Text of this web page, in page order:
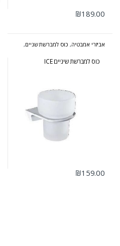
₪189.00
אביזרי אמבטיה, כוס למברשת שניים,
כוס למברשת שיניים ICE
₪159.00